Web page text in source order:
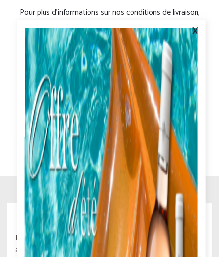
Pour plus d'informations sur nos conditions de livraison,
merci de consulter nos Conditions Générales de Vente.
Remise quantitative
5% à partir de 36 bouteilles,
7% à partir de 60 bouteilles,
10% à partir de 120 bouteilles,
15% à partir de 300 bouteilles.
Vins de Terroirs
Des terroirs exceptionnels, reconnus de longue date,
apportant à ces vins puissance et finesse sans égale.
x